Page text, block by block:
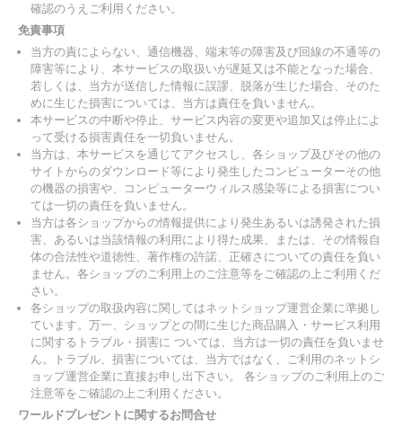
確認のうえご利用ください。
免責事項
当方の責によらない、通信機器、端末等の障害及び回線の不通等の
障害等により、本サービスの取扱いが遅延又は不能となった場合、
若しくは、当方が送信した情報に誤謬、脱落が生じた場合、そのた
めに生じた損害については、当方は責任を負いません。
本サービスの中断や停止、サービス内容の変更や追加又は停止によ
って受ける損害責任を一切負いません。
当方は、本サービスを通じてアクセスし、各ショップ及びその他の
サイトからのダウンロード等により発生したコンピューターその他
の機器の損害や、コンピューターウィルス感染等による損害につい
ては一切の責任を負いません。
当方は各ショップからの情報提供により発生あるいは誘発された損
害、あるいは当該情報の利用により得た成果、または、その情報自
体の合法性や道徳性、著作権の許諾、正確さについての責任を負い
ません。各ショップのご利用上のご注意等をご確認の上ご利用くだ
さい。
各ショップの取扱内容に関してはネットショップ運営企業に準拠し
ています。万一、ショップとの間に生じた商品購入・サービス利用
に関するトラブル・損害に ついては、当方は一切の責任を負いませ
ん。トラブル、損害については、当方ではなく、ご利用のネットシ
ョップ運営企業に直接お申し出下さい。 各ショップのご利用上のご
注意等をご確認の上ご利用ください。
ワールドプレゼントに関するお問合せ